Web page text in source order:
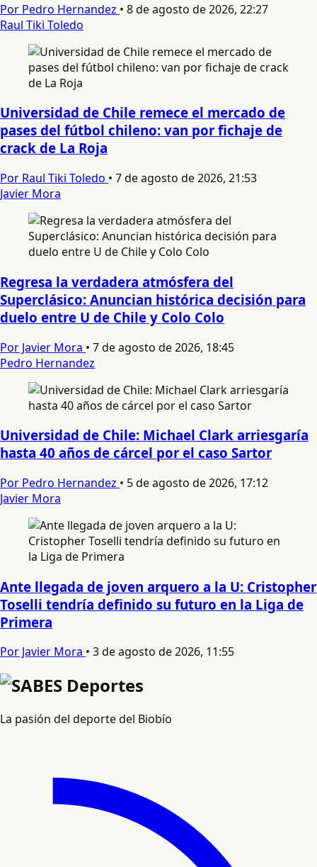
Por Pedro Hernandez • 8 de agosto de 2026, 22:27
Raul Tiki Toledo
Universidad de Chile remece el mercado de
pases del fútbol chileno: van por fichaje de
crack de La Roja
Por Raul Tiki Toledo • 7 de agosto de 2026, 21:53
Javier Mora
Regresa la verdadera atmósfera del
Superclásico: Anuncian histórica decisión para
duelo entre U de Chile y Colo Colo
Por Javier Mora • 7 de agosto de 2026, 18:45
Pedro Hernandez
Universidad de Chile: Michael Clark arriesgaría
hasta 40 años de cárcel por el caso Sartor
Por Pedro Hernandez • 5 de agosto de 2026, 17:12
Javier Mora
Ante llegada de joven arquero a la U: Cristopher
Toselli tendría definido su futuro en la Liga de
Primera
Por Javier Mora • 3 de agosto de 2026, 11:55
La pasión del deporte del Biobío